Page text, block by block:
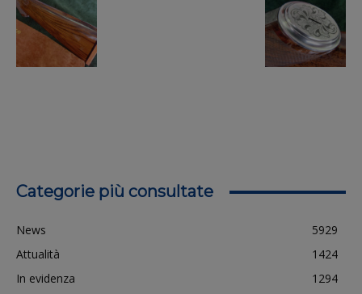
Categorie più consultate
News
5929
Attualità
1424
In evidenza
1294